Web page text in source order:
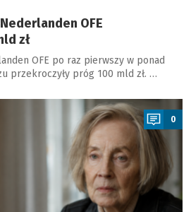
OFE
zł
OFE po raz pierwszy w ponad
przekroczyły próg 100 mld zł. …
0